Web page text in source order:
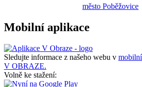
město Poběžovice
Mobilní aplikace
Sledujte informace z našeho webu v
V OBRAZE.
Volně ke stažení: